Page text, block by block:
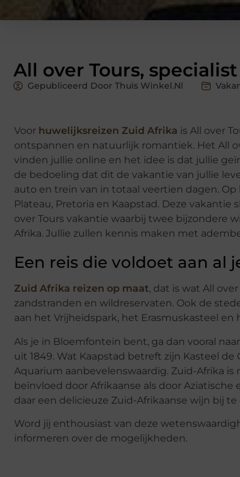
All over Tours,
Gepubliceerd Door Thuis Winkel.nl
Voor huwelijksreizen Zuid Afrika is All over
ontspannen en natuurlijk romantiek. Het All
vinden jullie online en het idee is dat jullie
de bedoeling dat dit de vakantie van jullie
auto en trein van in totaal veertien dagen.
Plateau, Pretoria en Kaapstad. Deze vakantie
over Tours vakantie waarbij twee bijzondere
Afrika. Jullie zullen kennis maken met
Een reis die voldoet aan al
Zuid Afrika reizen op maat, dat is wat All
zandstranden en wildreservaten. Ook de
aan het Vrijheidspark, het Erasmuskasteel
Als je in Bloemfontein bent, ga dan vooral
uit 1849. Wat Kaapstad betreft zijn Kasteel
Aquarium aanbevelenswaardig. Zuid-Afrika
beïnvloed door Afrikaanse als door
daar een delicieuze Zuid-Afrikaanse wijn bij
Word jij enthousiast van deze
informeren over de mogelijkheden.